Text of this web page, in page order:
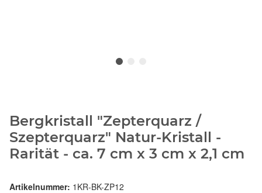
Bergkristall "Zepterquarz /
Szepterquarz" Natur-Kristall -
Rarität - ca. 7 cm x 3 cm x 2,1 cm
Artikelnummer: 1KR-BK-ZP12